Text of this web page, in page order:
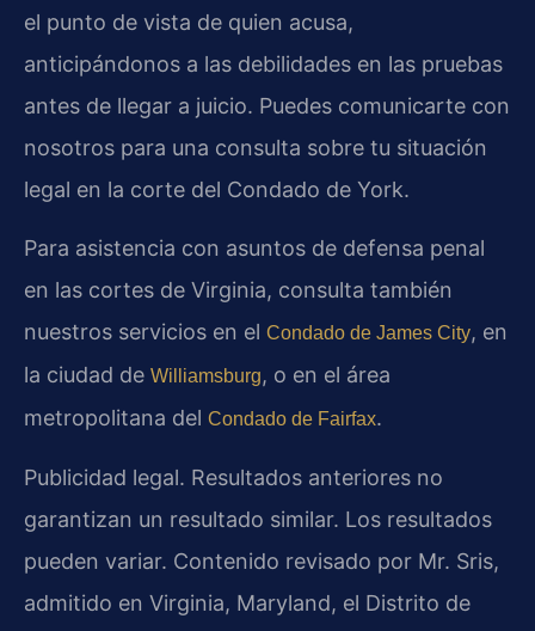
el punto de vista de quien acusa,
anticipándonos a las debilidades en las pruebas
antes de llegar a juicio. Puedes comunicarte con
nosotros para una consulta sobre tu situación
legal en la corte del Condado de York.
Para asistencia con asuntos de defensa penal
en las cortes de Virginia, consulta también
nuestros servicios en el Condado de James City, en
la ciudad de Williamsburg, o en el área
metropolitana del Condado de Fairfax.
Publicidad legal. Resultados anteriores no
garantizan un resultado similar. Los resultados
pueden variar. Contenido revisado por Mr. Sris,
admitido en Virginia, Maryland, el Distrito de